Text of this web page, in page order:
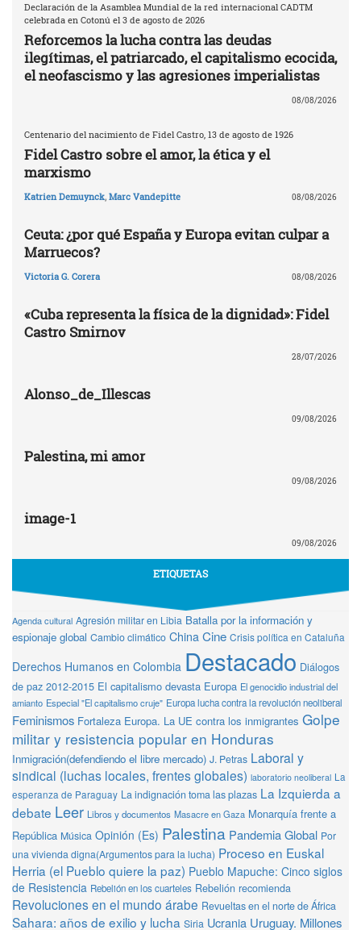
Declaración de la Asamblea Mundial de la red internacional CADTM
celebrada en Cotonú el 3 de agosto de 2026
Reforcemos la lucha contra las deudas
ilegítimas, el patriarcado, el capitalismo ecocida,
el neofascismo y las agresiones imperialistas
08/08/2026
Centenario del nacimiento de Fidel Castro, 13 de agosto de 1926
Fidel Castro sobre el amor, la ética y el
marxismo
Katrien Demuynck, Marc Vandepitte 08/08/2026
Ceuta: ¿por qué España y Europa evitan culpar a
Marruecos?
Victoria G. Corera 08/08/2026
«Cuba representa la física de la dignidad»: Fidel
Castro Smirnov
28/07/2026
Alonso_de_Illescas
09/08/2026
Palestina, mi amor
09/08/2026
image-1
09/08/2026
ETIQUETAS
Agenda cultural Agresión militar en Libia Batalla por la información y
espionaje global Cambio climático China Cine Crisis política en Cataluña
Derechos Humanos en Colombia Destacado Diálogos
de paz 2012-2015 El capitalismo devasta Europa El genocidio industrial del
amianto Especial "El capitalismo cruje" Europa lucha contra la revolución neoliberal
Feminismos Fortaleza Europa. La UE contra los inmigrantes Golpe
militar y resistencia popular en Honduras
Inmigración(defendiendo el libre mercado) J. Petras Laboral y
sindical (luchas locales, frentes globales) laboratorio neoliberal La
esperanza de Paraguay La indignación toma las plazas La Izquierda a
debate Leer Libros y documentos Masacre en Gaza Monarquía frente a
República Música Opinión (Es) Palestina Pandemia Global Por
una vivienda digna(Argumentos para la lucha) Proceso en Euskal
Herria (el Pueblo quiere la paz) Pueblo Mapuche: Cinco siglos
de Resistencia Rebelión en los cuarteles Rebelión recomienda
Revoluciones en el mundo árabe Revueltas en el norte de África
Sahara: años de exilio y lucha Siria Ucrania Uruguay. Millones